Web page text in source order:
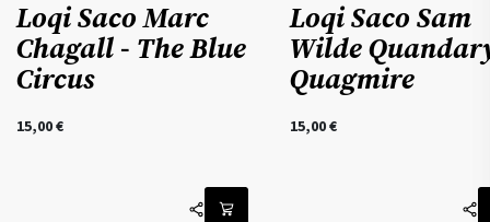
Loqi Saco Marc
Chagall - The Blue
Circus
15,00€
Loqi Saco Sam
Wilde
Quagmire
15,00€